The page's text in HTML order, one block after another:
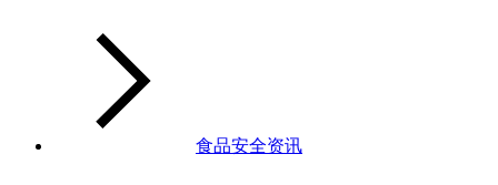
食品安全资讯